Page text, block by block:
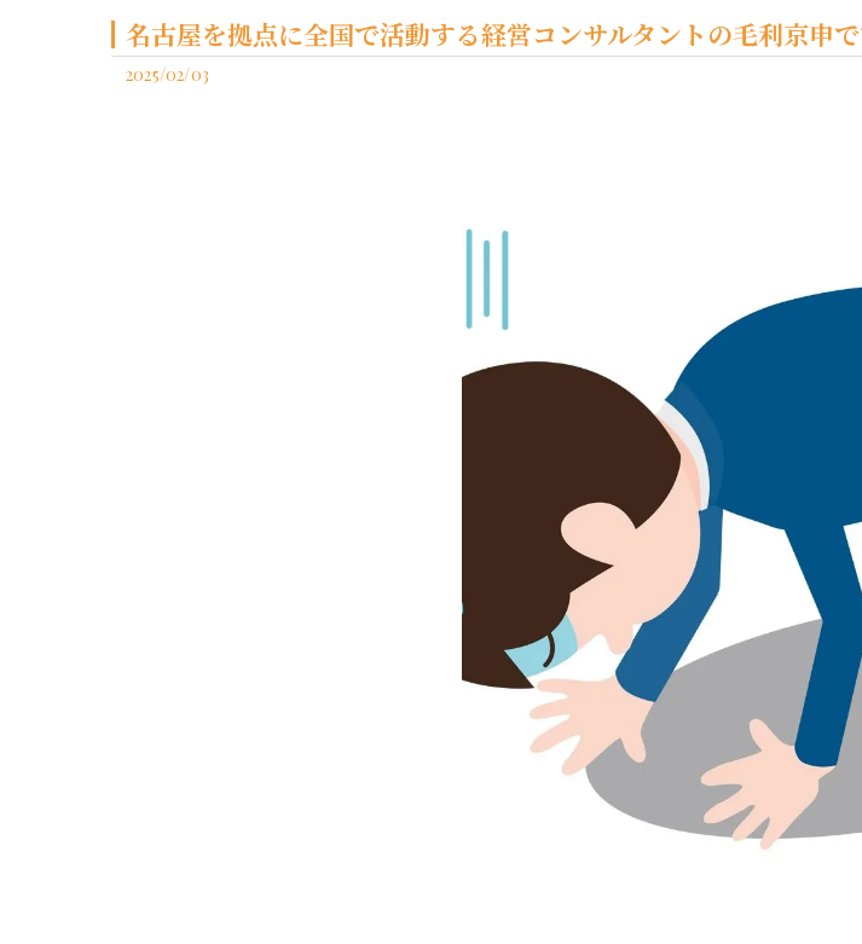
名古屋を拠点に全国で活動する経営コンサルタントの毛利京申
2025/02/03